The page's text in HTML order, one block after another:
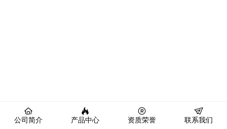
公司简介 产品中心 资质荣誉 联系我们